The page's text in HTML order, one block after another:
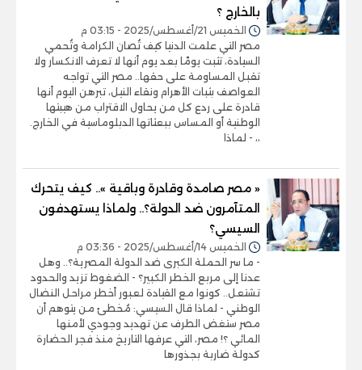
بالخارج ؟
الخميس 21/أغسطس/2025 - 03:15 م
مصر التي علمت الدنيا كيف تُصان الكرامة وتُحمي
السيادة، تثبت يومًا بعد يوم أنها لا تعرف الانكسار ولا
تقبل المساومة على حقها.. مصر التي تواجه
العواصف بثبات الأهرام ونقاء النيل، تبرهن اليوم أنها
قادرة على ردع كل من يحاول الاقتراب من هيبتها
الوطنية أو المساس ببعثاتها الدبلوماسية في الخارج.
،، - لماذا
« مصر صامدة وقادرة وباقية ».. كيف يتحرك
المتآمرون ضد الدولة؟.. ولماذا يستهدفون
السيسي؟
الخميس 14/أغسطس/2025 - 03:36 م
- ما سر الحملة الكبرى ضد الدولة المصرية؟.. وهل
عدنا إلى مربع الخطر الكبير؟ - الضغوط تزيد والحدود
تشتعل.. كونوا مع القيادة لعبور أخطر مراحل النضال
الوطني - لماذا قال السيسي: مُخطئ من يتوهم أن
مصر ستغض الطرف عن تهديد وجودي لأمنها
المائي ؟! مصر، التي عرفها التاريخ منذ فجر الحضارة
كدولة ضاربة بجذورها